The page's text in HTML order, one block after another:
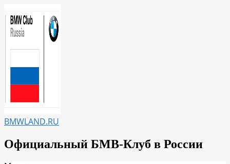
к
содержимому
BMWLAND.RU
Официальный БМВ-Клуб в России